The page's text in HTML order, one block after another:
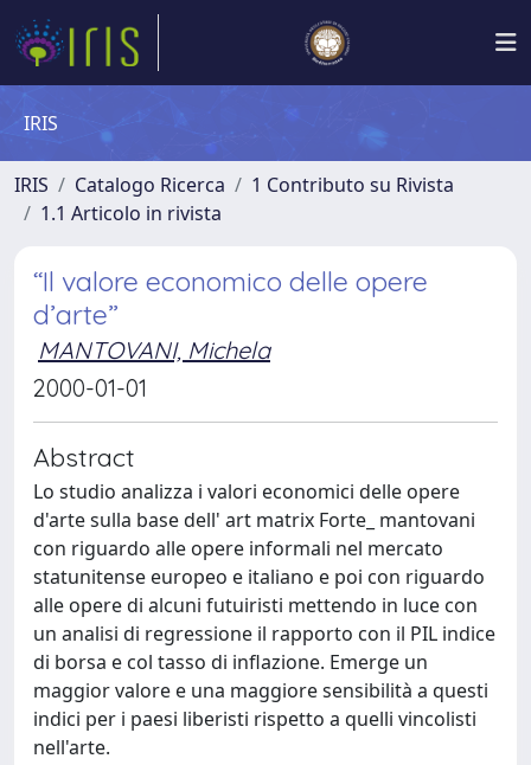
IRIS
IRIS Catalogo Ricerca
1 Contributo su Rivista
1.1 Articolo in rivista
“Il valore economico delle opere
d’arte”
MANTOVANI, Michela
2000-01-01
Abstract
Lo studio analizza i valori economici delle opere
d'arte sulla base dell' art matrix Forte_ mantovani
con riguardo alle opere informali nel mercato
statunitense europeo e italiano e poi con riguardo
alle opere di alcuni futuiristi mettendo in luce con
un analisi di regressione il rapporto con il PIL indice
di borsa e col tasso di inflazione. Emerge un
maggior valore e una maggiore sensibilità a questi
indici per i paesi liberisti rispetto a quelli vincolisti
nell'arte.